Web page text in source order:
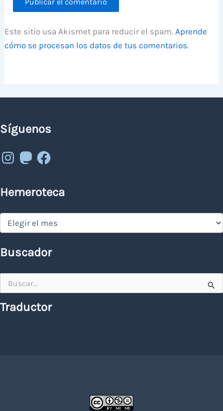
Este sitio usa Akismet para reducir el spam.Aprende
cómo se procesan los datos de tus comentarios.
Síguenos
Instagram
MastodonFacebook
Hemeroteca
Hemeroteca
Buscador
por:
Traductor